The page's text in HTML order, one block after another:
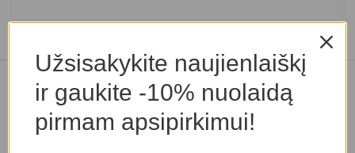
Panašios prekės
Užsisakykite naujienlaiškį
ir gaukite -10% nuolaidą
pirmam apsipirkimui!